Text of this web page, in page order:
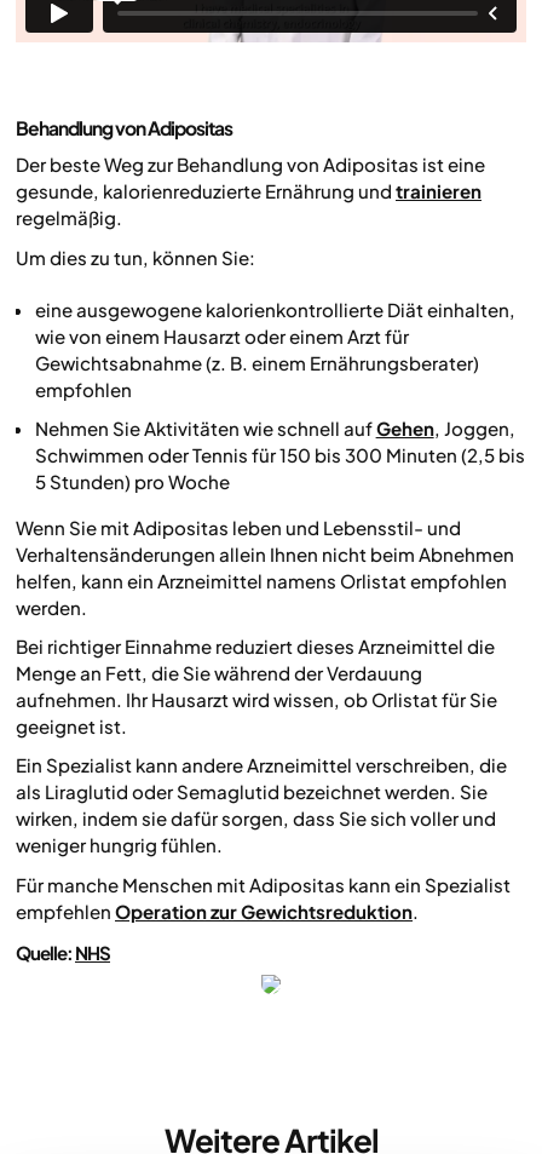
Behandlung von Adipositas
Der beste Weg zur Behandlung von Adipositas ist eine
gesunde, kalorienreduzierte Ernährung und trainieren
regelmäßig.
Um dies zu tun, können Sie:
eine ausgewogene kalorienkontrollierte Diät einhalten,
wie von einem Hausarzt oder einem Arzt für
Gewichtsabnahme (z. B. einem Ernährungsberater)
empfohlen
Nehmen Sie Aktivitäten wie schnell aufGehen, Joggen,
Schwimmen oder Tennis für 150 bis 300 Minuten (2,5 bis
5 Stunden) pro Woche
Wenn Sie mit Adipositas leben und Lebensstil- und
Verhaltensänderungen allein Ihnen nicht beim Abnehmen
helfen, kann ein Arzneimittel namens Orlistat empfohlen
werden.
Bei richtiger Einnahme reduziert dieses Arzneimittel die
Menge an Fett, die Sie während der Verdauung
aufnehmen. Ihr Hausarzt wird wissen, ob Orlistat für Sie
geeignet ist.
Ein Spezialist kann andere Arzneimittel verschreiben, die
als Liraglutid oder Semaglutid bezeichnet werden. Sie
wirken, indem sie dafür sorgen, dass Sie sich voller und
weniger hungrig fühlen.
Für manche Menschen mit Adipositas kann ein Spezialist
empfehlen Operation zur Gewichtsreduktion.
Quelle: NHS
Weitere Artikel